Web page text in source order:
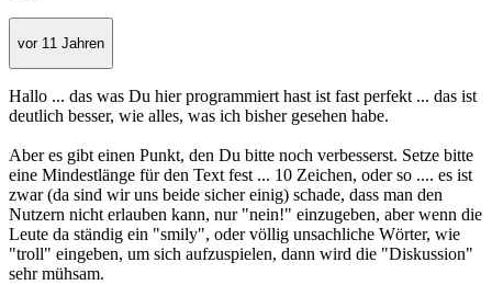
vor 11 Jahren
Hallo ... das was Du hier programmiert hast ist fast perfekt ... das ist
deutlich besser, wie alles, was ich bisher gesehen habe.
Aber es gibt einen Punkt, den Du bitte noch verbesserst. Setze bitte
eine Mindestlänge für den Text fest ... 10 Zeichen, oder so .... es ist
zwar (da sind wir uns beide sicher einig) schade, dass man den
Nutzern nicht erlauben kann, nur "nein!" einzugeben, aber wenn die
Leute da ständig ein "smily", oder völlig unsachliche Wörter, wie
"troll" eingeben, um sich aufzuspielen, dann wird die "Diskussion"
sehr mühsam.